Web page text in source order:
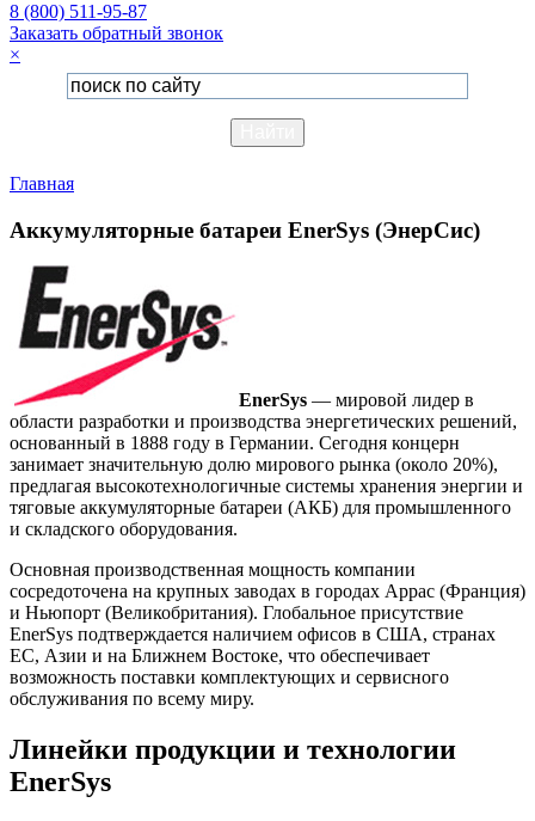
8 (800) 511-95-87
Заказать обратный звонок
×
Главная
Аккумуляторные батареи EnerSys (ЭнерСис)
EnerSys — мировой лидер в
области разработки и производства энергетических решений,
основанный в 1888 году в Германии. Сегодня концерн
занимает значительную долю мирового рынка (около 20%),
предлагая высокотехнологичные системы хранения энергии и
тяговые аккумуляторные батареи (АКБ) для промышленного
и складского оборудования.
Основная производственная мощность компании
сосредоточена на крупных заводах в городах Аррас (Франция)
и Ньюпорт (Великобритания). Глобальное присутствие
EnerSys подтверждается наличием офисов в США, странах
ЕС, Азии и на Ближнем Востоке, что обеспечивает
возможность поставки комплектующих и сервисного
обслуживания по всему миру.
Линейки продукции и технологии
EnerSys